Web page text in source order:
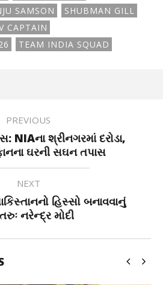
SAMSON
SHUBMAN GILL
CAPTAIN
TEAM INDIA SQUAD
PREVIOUS
NIAના શ્રીનગરમાં દરોડા,
ઘરની સઘન તપાસ
NEXT
હિસ્સો બનાવવાનું
નરેન્દ્ર મોદી